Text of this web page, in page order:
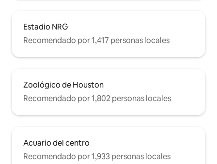
Estadio NRG
Recomendado por 1,417 personas locales
Zoológico de Houston
Recomendado por 1,802 personas locales
Acuario del centro
Recomendado por 1,933 personas locales